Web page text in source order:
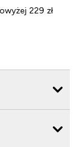
229 zł